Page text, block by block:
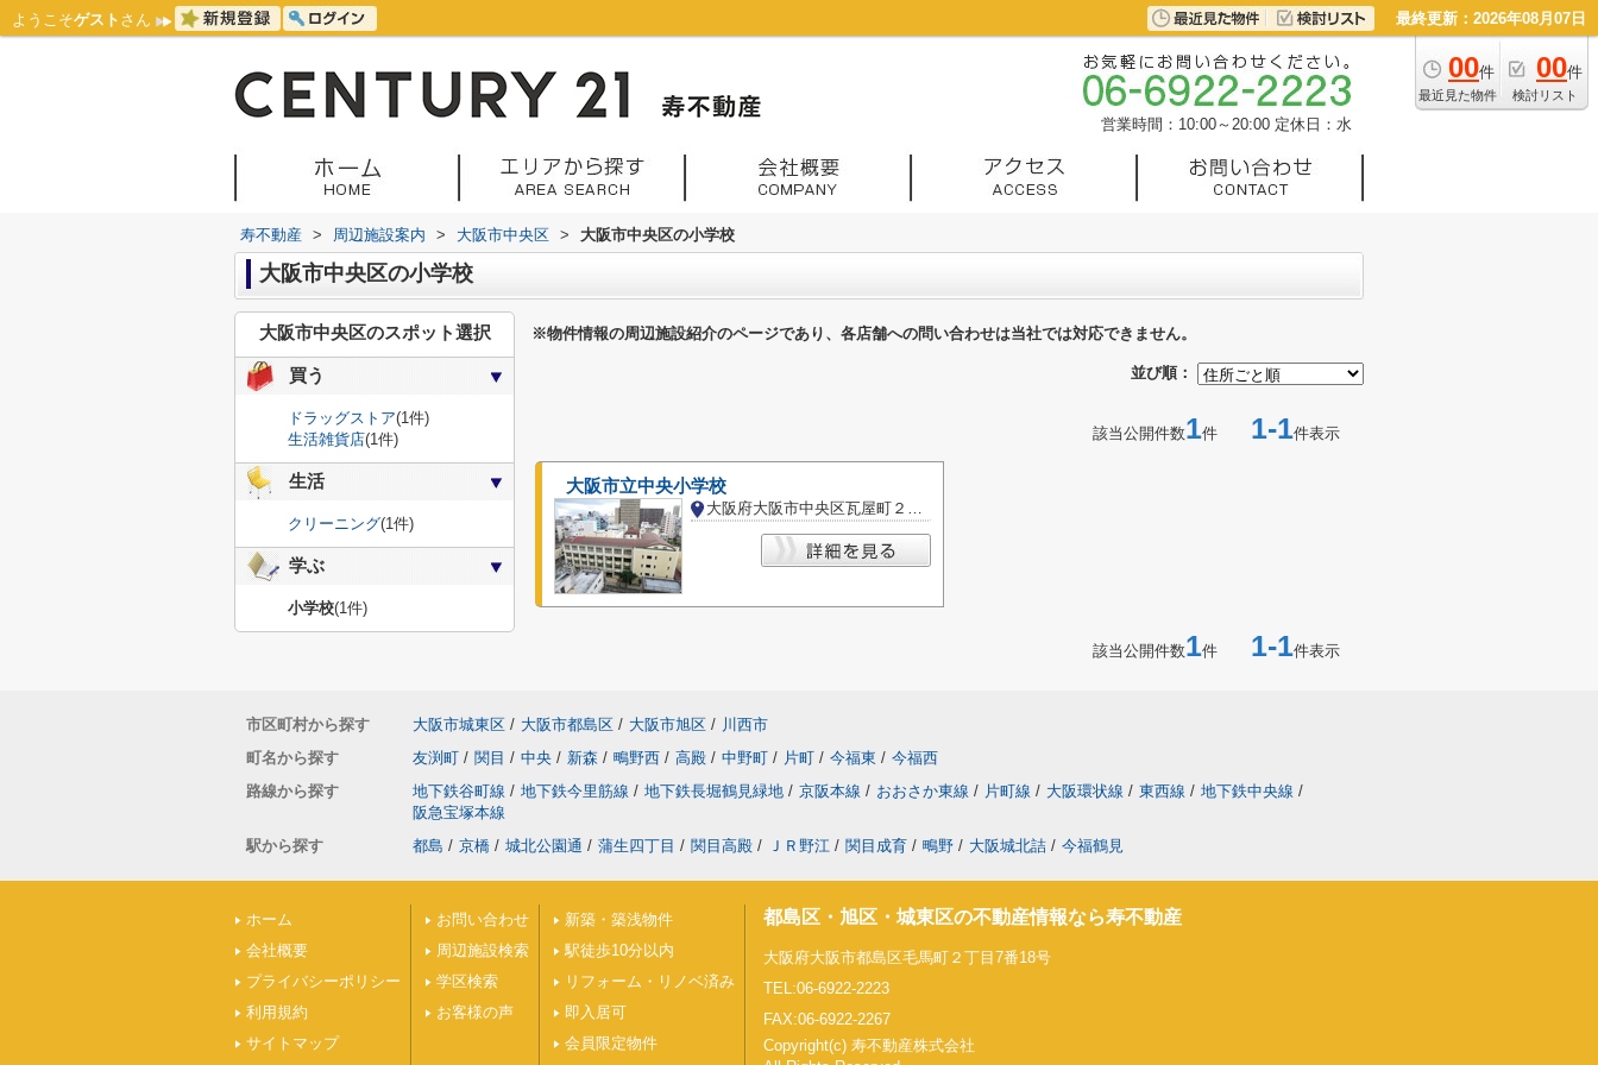
ようこそゲスト さん 最終更新：2026年08月07日
00件
最近見た物件
00件
検討リスト
営業時間：10:00～20:00 定休日：水
寿不動産 > 周辺施設案内 > 大阪市中央区 > 大阪市中央区の小学校
大阪市中央区の小学校
※物件情報の周辺施設紹介のページであり、各店舗への問い合わせは当社では対応できません。
並び順：
該当公開件数1件 1-1件表示
大阪市立中央小学校
大阪府大阪市中央区瓦屋町２丁目
該当公開件数1件 1-1件表示
大阪市中央区のスポット選択
買う
ドラッグストア(1件)
生活雑貨店(1件)
生活
クリーニング(1件)
学ぶ
小学校(1件)
市区町村から探す 大阪市城東区 / 大阪市都島区 / 大阪市旭区 / 川西市
町名から探す
友渕町 / 関目 / 中央 / 新森 / 鴫野西 / 高殿 / 中野町 / 片町 / 今福東 / 今福西
路線から探す
地下鉄谷町線 / 地下鉄今里筋線 / 地下鉄長堀鶴見緑地 / 京阪本線 / おおさか東線 / 片町線 / 大阪環状線 / 東西線 / 地下鉄中央線 /
阪急宝塚本線
駅から探す
都島 / 京橋 / 城北公園通 / 蒲生四丁目 / 関目高殿 / ＪＲ野江 / 関目成育 / 鴫野 / 大阪城北詰 / 今福鶴見
ホーム
会社概要
プライバシーポリシー
利用規約
サイトマップ
お問い合わせ
周辺施設検索
学区検索
お客様の声
新築・築浅物件
駅徒歩10分以内
リフォーム・リノベ済み
即入居可
会員限定物件
都島区・旭区・城東区の不動産情報なら寿不動産
大阪府大阪市都島区毛馬町２丁目7番18号
TEL:06-6922-2223
FAX:06-6922-2267
Copyright(c) 寿不動産株式会社